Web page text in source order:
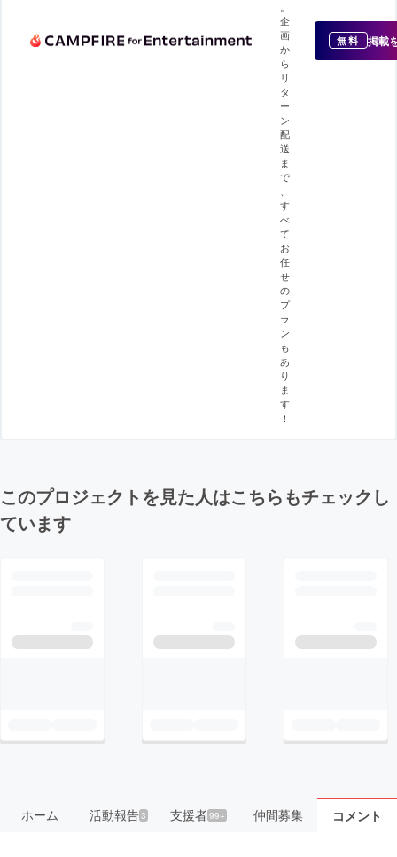
企
画
か
ら
リ
タ
ー
ン
配
送
ま
で
す
べ
て
お
任
せ
の
プ
ラ
ン
も
あ
り
ま
す
！
無料 掲載
このプロジェクトを見た人はこちらもチェックし
ています
ホーム 活動報告3 支援者99+ 仲間募集 コメント